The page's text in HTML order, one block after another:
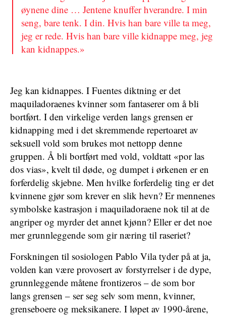
øynene dine … Jentene knuffer hverandre. I min
seng, bare tenk. I din. Hvis han bare ville ta meg,
jeg er rede. Hvis han bare ville kidnappe meg, jeg
kan kidnappes.»
Jeg kan kidnappes. I Fuentes diktning er det
maquiladoraenes kvinner som fantaserer om å bli
bortført. I den virkelige verden langs grensen er
kidnapping med i det skremmende repertoaret av
seksuell vold som brukes mot nettopp denne
gruppen. Å bli bortført med vold, voldtatt «por las
dos vias», kvelt til døde, og dumpet i ørkenen er en
forferdelig skjebne. Men hvilke forferdelig ting er det
kvinnene gjør som krever en slik hevn? Er mennenes
symbolske kastrasjon i maquiladoraene nok til at de
angriper og myrder det annet kjønn? Eller er det noe
mer grunnleggende som gir næring til raseriet?
Forskningen til sosiologen Pablo Vila tyder på at ja,
volden kan være provosert av forstyrrelser i de dype,
grunnleggende måtene frontizeros – de som bor
langs grensen – ser seg selv som menn, kvinner,
grenseboere og meksikanere. I løpet av 1990-årene,